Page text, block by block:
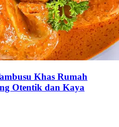
Khas Rumah
Otentik dan Kaya